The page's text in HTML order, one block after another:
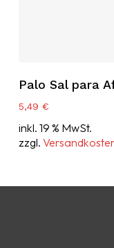
Palo Sal para
5,49 €
inkl. 19 % MwSt.
zzgl.